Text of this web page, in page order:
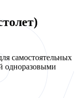
самостоятельных
одноразовыми